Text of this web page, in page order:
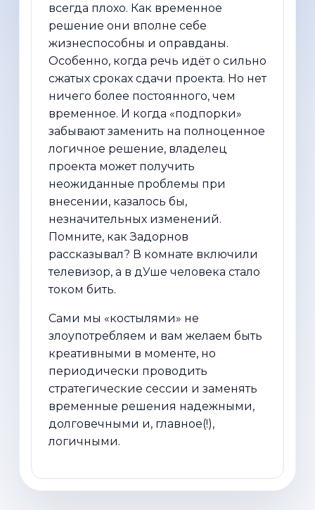
всегда плохо. Как временное
решение они вполне себе
жизнеспособны и оправданы.
Особенно, когда речь идёт о сильно
сжатых сроках сдачи проекта. Но нет
ничего более постоянного, чем
временное. И когда «подпорки»
забывают заменить на полноценное
логичное решение, владелец
проекта может получить
неожиданные проблемы при
внесении, казалось бы,
незначительных изменений.
Помните, как Задорнов
рассказывал? В комнате включили
телевизор, а в дУше человека стало
током бить.
Сами мы «костылями» не
злоупотребляем и вам желаем быть
креативными в моменте, но
периодически проводить
стратегические сессии и заменять
временные решения надежными,
долговечными и, главное(!),
логичными.